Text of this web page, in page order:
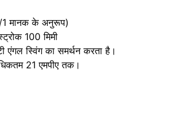
1 मानक के अनुरूप)
100 मिमी
एंगल स्विंग का समर्थन करता है।
21 एमपीए तक।